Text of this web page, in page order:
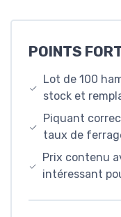
POINTS
Lot de 100
stock et
Piquant
taux de
Prix contenu
intéressant